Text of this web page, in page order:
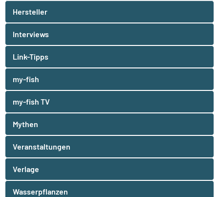
Hersteller
Interviews
Link-Tipps
my-fish
my-fish TV
Mythen
Veranstaltungen
Verlage
Wasserpflanzen